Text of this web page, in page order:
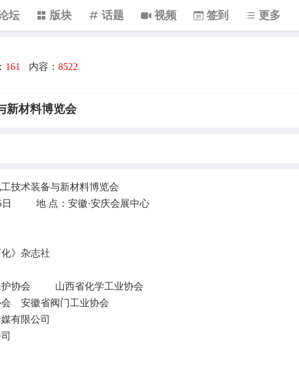
坛 版块 话题 视频 签到 更多
161 内容： 8522
新材料博览会
技术装备与新材料博览会
日 地 点：安徽·安庆会展中心
》杂志社
护协会 山西省化学工业协会
会 安徽省阀门工业协会
有限公司